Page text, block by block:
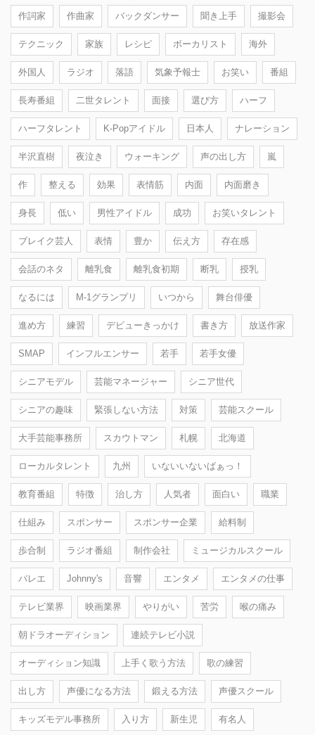
作詞家 作曲家 バックダンサー 聞き上手 撮影会
テクニック 家族 レシピ ボーカリスト 海外
外国人 ラジオ 落語 気象予報士 お笑い 番組
長寿番組 二世タレント 面接 選び方 ハーフ
ハーフタレント K-Popアイドル 日本人 ナレーション
半沢直樹 夜泣き ウォーキング 声の出し方 嵐
作 整える 効果 表情筋 内面 内面磨き
身長 低い 男性アイドル 成功 お笑いタレント
ブレイク芸人 表情 豊か 伝え方 存在感
会話のネタ 離乳食 離乳食初期 断乳 授乳
なるには M-1グランプリ いつから 舞台俳優
進め方 練習 デビューきっかけ 書き方 放送作家
SMAP インフルエンサー 若手 若手女優
シニアモデル 芸能マネージャー シニア世代
シニアの趣味 緊張しない方法 対策 芸能スクール
大手芸能事務所 スカウトマン 札幌 北海道
ローカルタレント 九州 いないいないばぁっ！
教育番組 特徴 治し方 人気者 面白い 職業
仕組み スポンサー スポンサー企業 給料制
歩合制 ラジオ番組 制作会社 ミュージカルスクール
バレエ Johnny's 音響 エンタメ エンタメの仕事
テレビ業界 映画業界 やりがい 苦労 喉の痛み
朝ドラオーディション 連続テレビ小説
オーディション知識 上手く歌う方法 歌の練習
出し方 声優になる方法 鍛える方法 声優スクール
キッズモデル事務所 入り方 新生児 有名人